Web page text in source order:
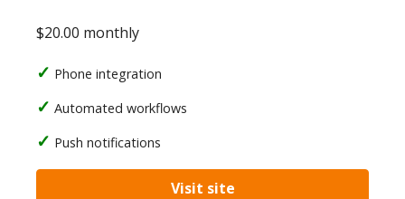
$20.00 monthly
Phone integration
Automated workflows
Push notifications
Visit site